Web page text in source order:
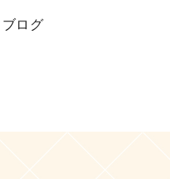
ログ